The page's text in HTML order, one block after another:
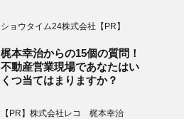
ショウタイム24株式会社【PR】
梶本幸治からの15個の質問！
不動産営業現場であなたはい
くつ当てはまりますか？
【PR】株式会社レコ 梶本幸治